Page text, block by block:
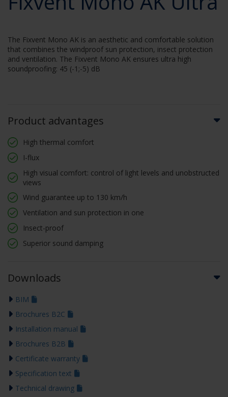
The Fixvent Mono AK is an aesthetic and comfortable solution
that combines the windproof sun protection, insect protection
and ventilation. The Fixvent Mono AK ensures ultra high
soundproofing: 45 (-1;-5) dB
Product advantages
High thermal comfort
I-flux
High visual comfort: control of light levels and unobstructed
views
Wind guarantee up to 130 km/h
Ventilation and sun protection in one
Insect-proof
Superior sound damping
Downloads
BIM
Brochures B2C
Installation manual
Brochures B2B
Certificate warranty
Specification text
Technical drawing